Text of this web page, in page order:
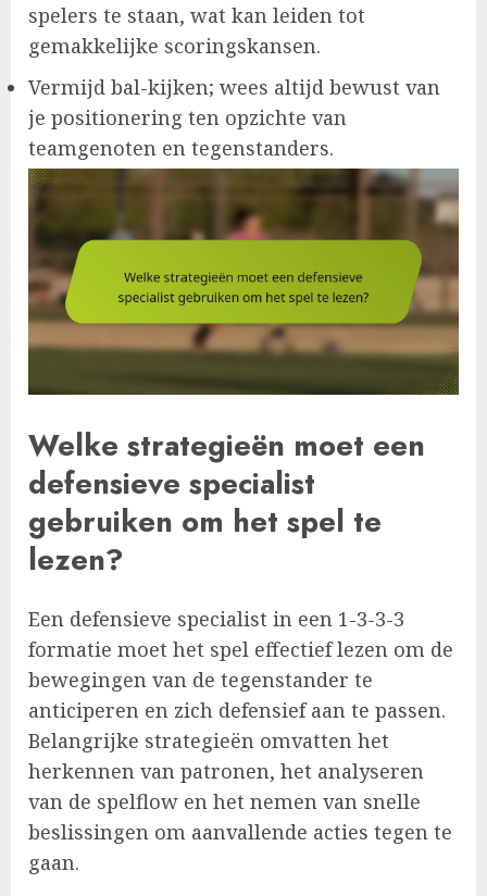
spelers te staan, wat kan leiden tot
gemakkelijke scoringskansen.
Vermijd bal-kijken; wees altijd bewust van
je positionering ten opzichte van
teamgenoten en tegenstanders.
Welke strategieën moet een
defensieve specialist
gebruiken om het spel te
lezen?
Een defensieve specialist in een 1-3-3-3
formatie moet het spel effectief lezen om de
bewegingen van de tegenstander te
anticiperen en zich defensief aan te passen.
Belangrijke strategieën omvatten het
herkennen van patronen, het analyseren
van de spelflow en het nemen van snelle
beslissingen om aanvallende acties tegen te
gaan.